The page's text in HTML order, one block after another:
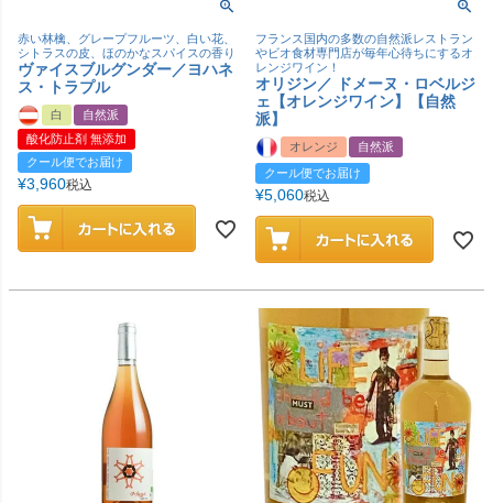
赤い林檎、グレープフルーツ、白い花、
シトラスの皮、ほのかなスパイスの香り
ヴァイスブルグンダー／ヨハネ
ス・トラプル
白
自然派
酸化防止剤 無添加
クール便でお届け
¥3,960税込
フランス国内の多数の自然派レストラン
やビオ食材専門店が毎年心待ちにするオ
レンジワイン！
オリジン／ ドメーヌ・ロベルジ
ェ【オレンジワイン】【自然
派】
オレンジ
自然派
クール便でお届け
¥5,060税込